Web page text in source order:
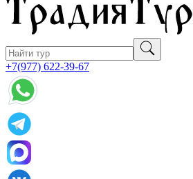
+7(977) 622-39-67